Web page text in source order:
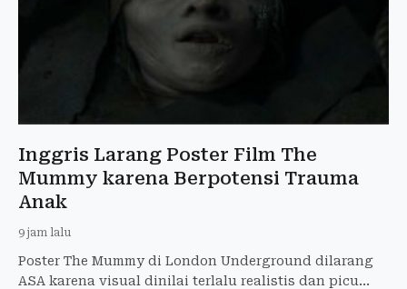
Inggris Larang Poster Film The
Mummy karena Berpotensi Trauma
Anak
9 jam lalu
Poster The Mummy di London Underground dilarang
ASA karena visual dinilai terlalu realistis dan picu